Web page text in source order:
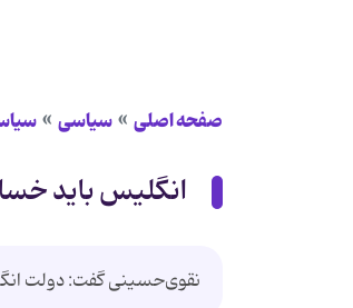
صفحه اصلی سیاسی
انگلیس باید
نقوی‌حسینی گفت: دولت